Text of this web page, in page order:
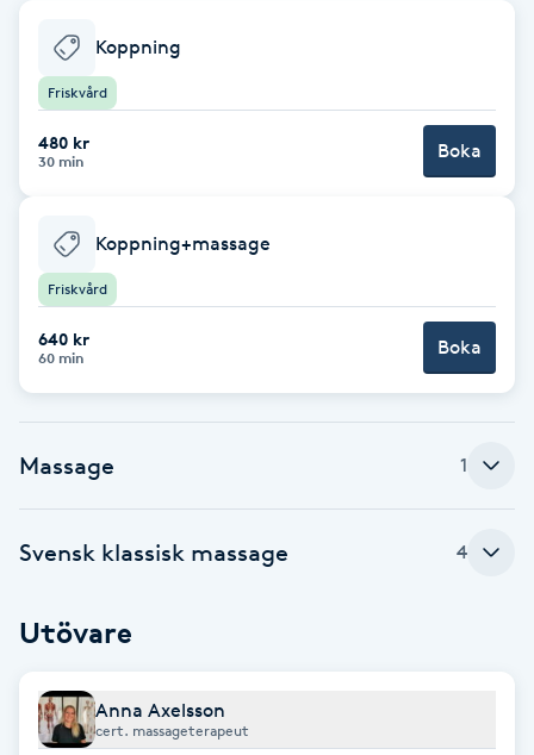
Babylights
Balayage
Barber
Barnklippning
Bottenfärg
Brynfärgning
Brynplockning
Koppning
Friskvård
480 kr
30 min Boka
Koppning+massage
Friskvård
640 kr
60 min Boka
Massage 1
Svensk klassisk massage 4
Utövare
Anna Axelsson
cert. massageterapeut